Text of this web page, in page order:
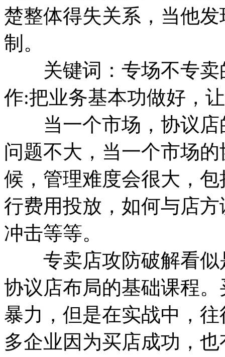
楚整体得失关系，当他
制。
关键词：专场不专卖
作:把业务基本功做好，
当一个市场，协议店
问题不大，当一个市场
候，管理难度会很大，
行费用投放，如何与店
冲击等等。
专卖店攻防破解看似
协议店布局的基础课程
暴力，但是在实战中，
多企业因为买店成功，